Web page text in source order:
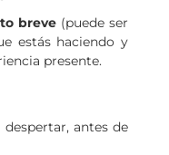
breve (puede ser
estás haciendo y
presente.
antes de